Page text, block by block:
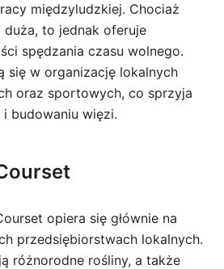
międzyludzkiej. Chociaż
to jednak oferuje
spędzania czasu wolnego.
się w organizację lokalnych
oraz sportowych, co sprzyja
i budowaniu więzi.
opiera się głównie na
przedsiębiorstwach lokalnych.
różnorodne rośliny, a także